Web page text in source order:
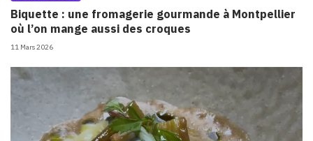
Biquette : une fromagerie gourmande à Montpellier
où l’on mange aussi des croques
11 Mars 2026